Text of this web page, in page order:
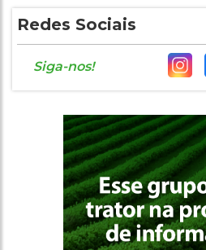
Redes Sociais
Siga-nos!